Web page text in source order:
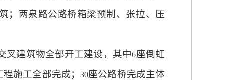
；两泉路公路桥箱梁预制、张拉、压
叉建筑物全部开工建设，其中6座倒虹
施工全部完成； 30座公路桥完成主体